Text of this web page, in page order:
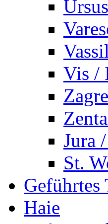
Vis /
Jura
St.
Geführtes
Haie